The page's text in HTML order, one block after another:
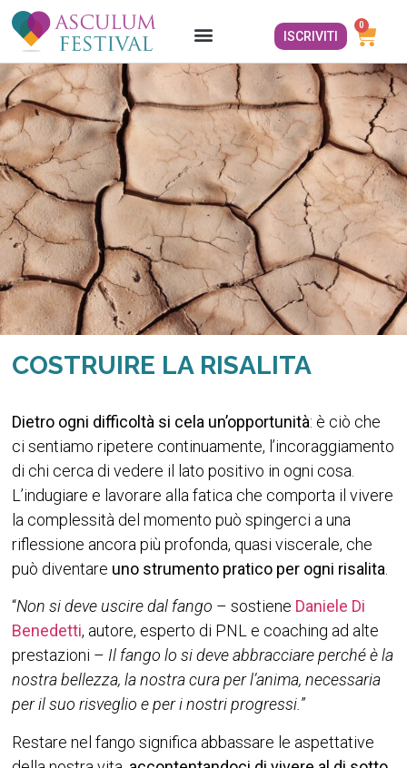
ISCRIVITI
0
COSTRUIRE LA RISALITA
Dietro ogni difficoltà si cela un’opportunità: è ciò che
ci sentiamo ripetere continuamente, l’incoraggiamento
di chi cerca di vedere il lato positivo in ogni cosa.
L’indugiare e lavorare alla fatica che comporta il vivere
la complessità del momento può spingerci a una
riflessione ancora più profonda, quasi viscerale, che
può diventare uno strumento pratico per ogni risalita
“Non si deve uscire dal fango – sostiene Daniele Di
Benedetti, autore, esperto di PNL e coaching ad alte
prestazioni – Il fango lo si deve abbracciare perché è la
nostra bellezza, la nostra cura per l’anima, necessaria
per il suo risveglio e per i nostri progressi.”
Restare nel fango significa abbassare le aspettative